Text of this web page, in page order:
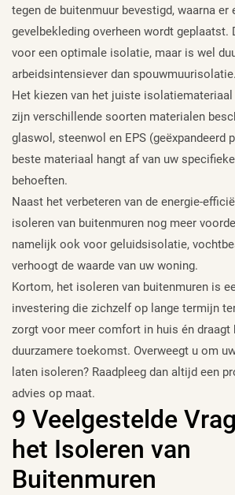
tegen de buitenmuur bevestigd, waarna er
gevelbekleding overheen wordt geplaatst.
voor een optimale isolatie, maar is wel
arbeidsintensiever dan spouwmuurisolatie.
Het kiezen van het juiste
zijn verschillende soorten materialen
glaswol, steenwol en EPS (geëxpandeerd
beste materiaal hangt af van uw
behoeften.
Naast het verbeteren van de energie-
isoleren van buitenmuren nog meer
namelijk ook voor geluidsisolatie,
verhoogt de waarde van uw woning.
Kortom, het isoleren van buitenmuren is
investering die zichzelf op lange termijn
zorgt voor meer comfort in huis én draagt
duurzamere toekomst. Overweegt u om
laten isoleren? Raadpleeg dan altijd een
advies op maat.
9 Veelgestelde
het Isoleren van
Buitenmuren